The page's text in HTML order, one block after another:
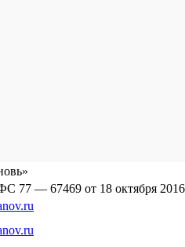
77 — 67469 от 18 октября